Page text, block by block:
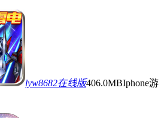
lyw8682在线版406.0MBIphone游